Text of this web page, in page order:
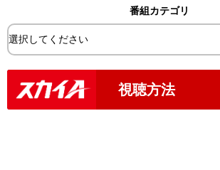
番組カテゴリ
視聴方法